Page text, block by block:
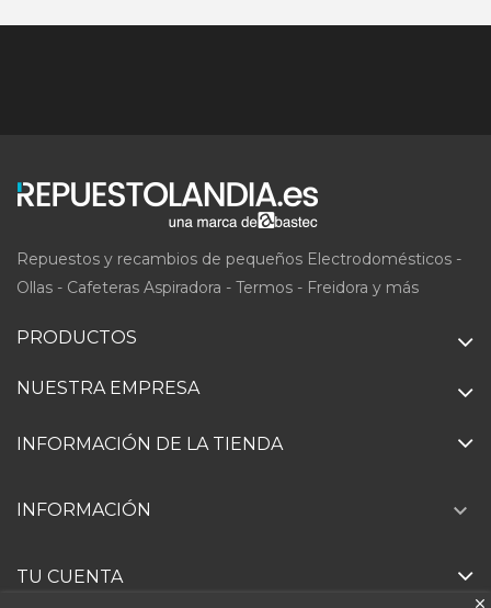
Repuestos y recambios de pequeños Electrodomésticos -
Ollas - Cafeteras Aspiradora - Termos - Freidora y más
PRODUCTOS
NUESTRA EMPRESA
INFORMACIÓN DE LA TIENDA
INFORMACIÓN 
TU CUENTA